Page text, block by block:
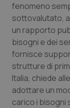
Campania
Emilia-
Friuli
Lazio
Car-T
Diabete
fenomeno
sottovalutato,
un rapporto
bisogni e dei
fornisce
strutture di
Italia, chiede
adottare un
carico i bisogni